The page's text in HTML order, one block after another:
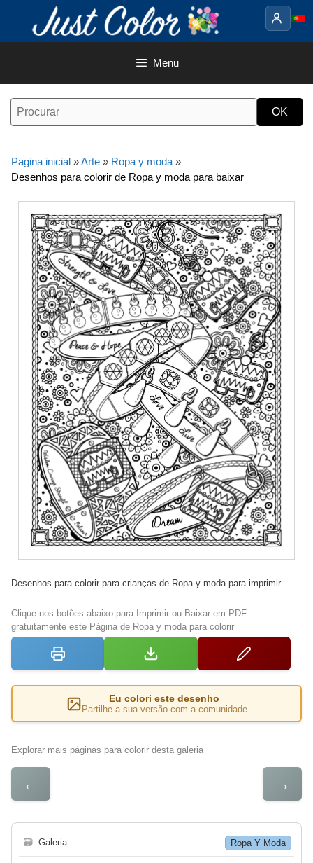
o
Menu
Pagina inicial »Arte » Ropa y moda »
Desenhos para colorir de Ropa y moda para baixar
Desenhos para colorir para crianças de Ropa y moda para imprimir
Clique nos botões abaixo para Imprimir ou Baixar em PDF
gratuitamente este Página de Ropa y moda para colorir
Eu colori este desenho
Partilhe a sua versão com a comunidade
Explorar mais páginas para colorir desta galeria
← →
🗃 Galeria Ropa Y Moda